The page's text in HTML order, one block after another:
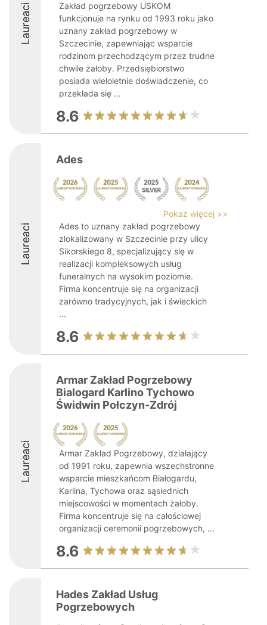
Laureaci
Zakład pogrzebowy USKOM
funkcjonuje na rynku od 1993 roku jako
uznany zakład pogrzebowy w
Szczecinie, zapewniając wsparcie
rodzinom przechodzącym przez trudne
chwile żałoby. Przedsiębiorstwo
posiada wieloletnie doświadczenie, co
przekłada się ...
8.6
Laureaci
Ades
Pokaż więcej >>
Ades to uznany zakład pogrzebowy
zlokalizowany w Szczecinie przy ulicy
Sikorskiego 8, specjalizujący się w
realizacji kompleksowych usług
funeralnych na wysokim poziomie.
Firma koncentruje się na organizacji
zarówno tradycyjnych, jak i świeckich
...
8.6
Laureaci
Armar Zakład Pogrzebowy
Bialogard Karlino Tychowo
Świdwin Połczyn-Zdrój
Armar Zakład Pogrzebowy, działający
od 1991 roku, zapewnia wszechstronne
wsparcie mieszkańcom Białogardu,
Karlina, Tychowa oraz sąsiednich
miejscowości w momentach żałoby.
Firma koncentruje się na całościowej
organizacji ceremonii pogrzebowych, ...
8.6
Hades Zakład Usług
Pogrzebowych